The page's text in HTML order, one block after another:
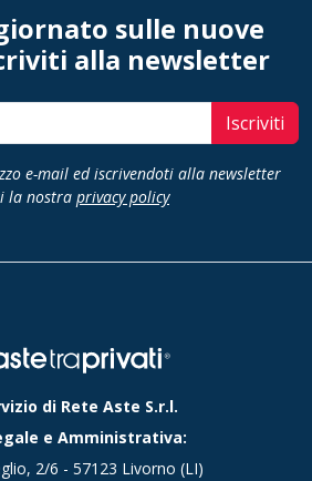
sulle nuove
alla newsletter
Iscriviti
e-mail ed iscrivendoti alla newsletter
la nostra privacy policy
di Rete Aste S.r.l.
e Amministrativa:
2/6 - 57123 Livorno (LI)